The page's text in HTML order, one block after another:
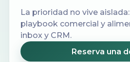
La prioridad no vive
playbook comercial y
inbox y CRM.
Reserva una